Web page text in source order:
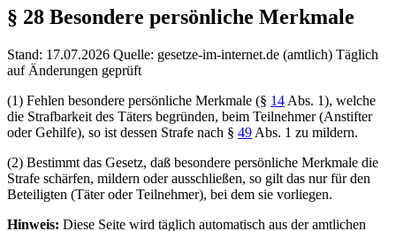
§ 28 Besondere persönliche Merkmale
Stand: 17.07.2026 Quelle: gesetze-im-internet.de (amtlich) Täglich
auf Änderungen geprüft
(1) Fehlen besondere persönliche Merkmale (§ 14 Abs. 1), welche
die Strafbarkeit des Täters begründen, beim Teilnehmer (Anstifter
oder Gehilfe), so ist dessen Strafe nach § 49 Abs. 1 zu mildern.
(2) Bestimmt das Gesetz, daß besondere persönliche Merkmale die
Strafe schärfen, mildern oder ausschließen, so gilt das nur für den
Beteiligten (Täter oder Teilnehmer), bei dem sie vorliegen.
Hinweis: Diese Seite wird täglich automatisch aus der amtlichen